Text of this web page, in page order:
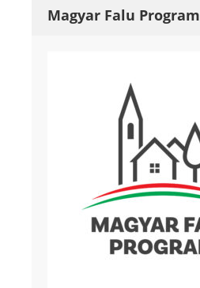
Magyar Falu Program